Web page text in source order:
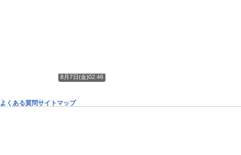
8月7日(金)02:46
よくある質問サイトマップ